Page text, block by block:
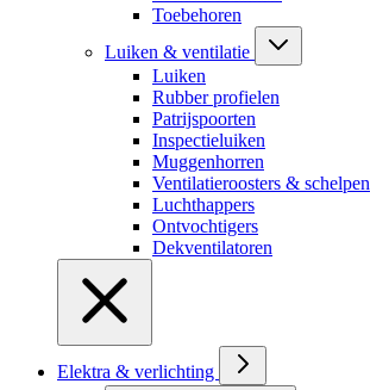
Toebehoren
Luiken & ventilatie
Luiken
Rubber profielen
Patrijspoorten
Inspectieluiken
Muggenhorren
Ventilatieroosters & schelpen
Luchthappers
Ontvochtigers
Dekventilatoren
Elektra & verlichting